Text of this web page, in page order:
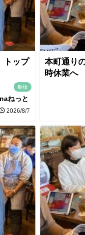
トップ
船橋
ねっと
2026/8/7
本町通り
時休業へ